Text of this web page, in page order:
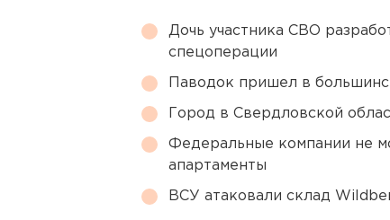
Дочь участника СВО
спецоперации
Паводок пришел в
Город в Свердловской
Федеральные компании не
апартаменты
ВСУ атаковали склад